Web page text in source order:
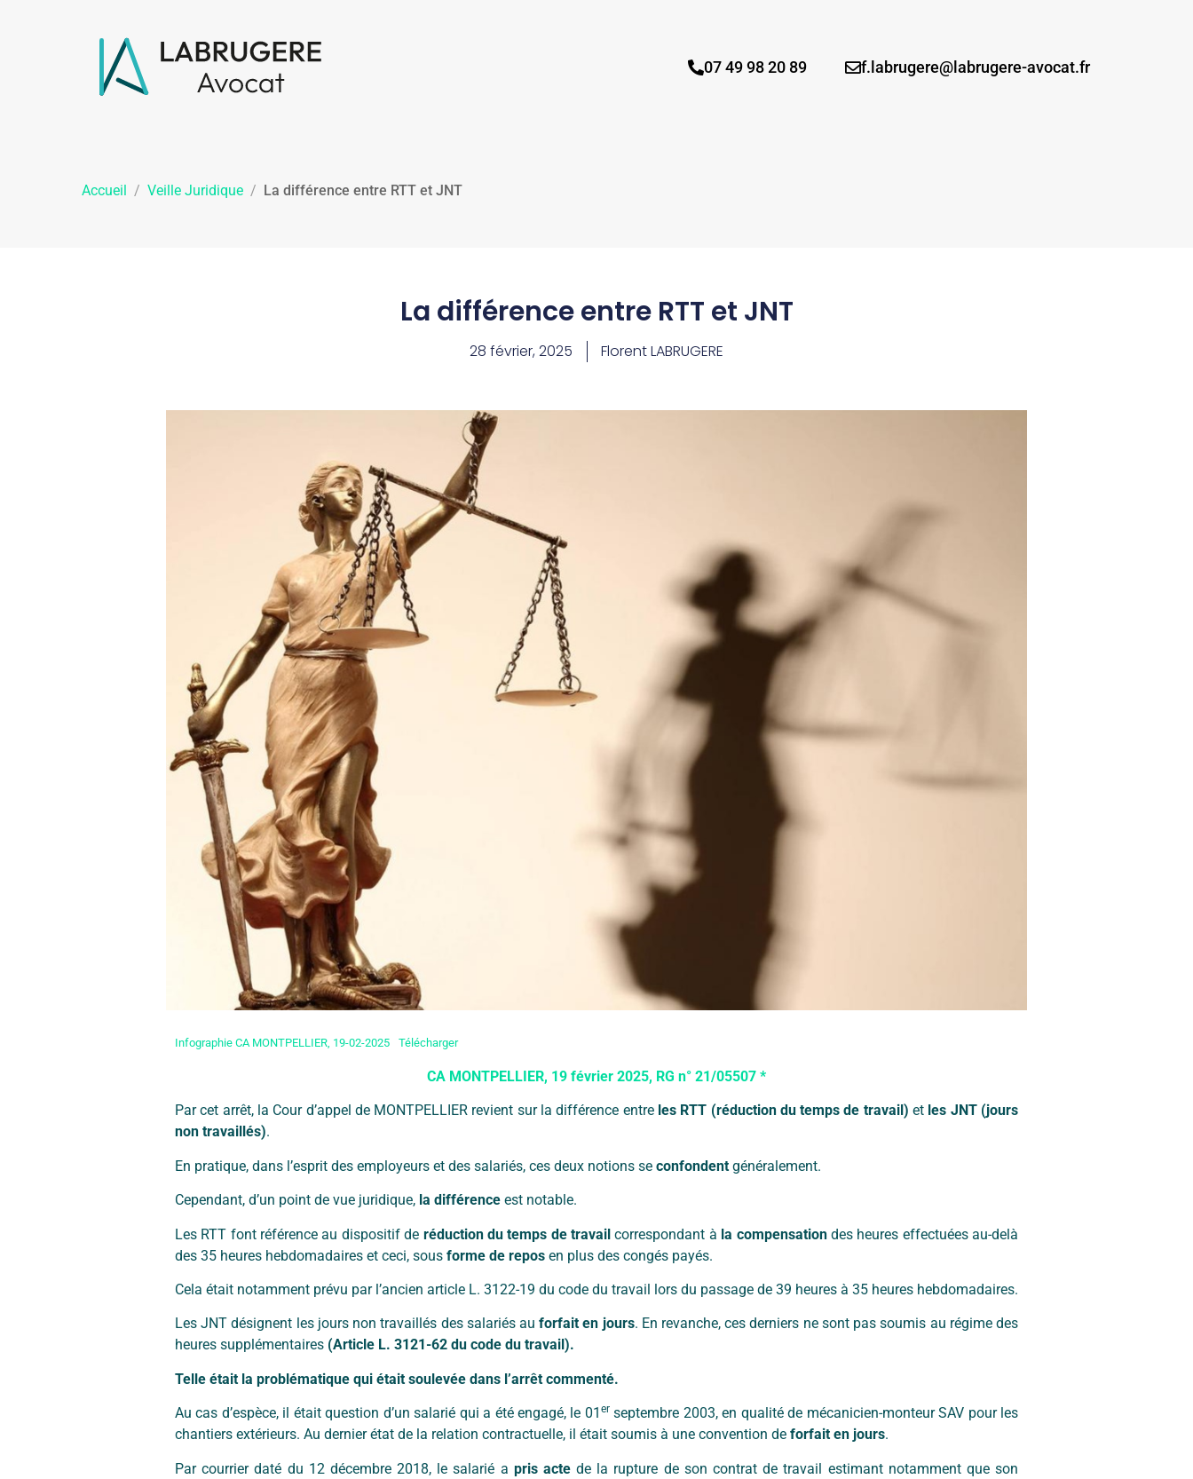
07 49 98 20 89 f.labrugere@labrugere-avocat.fr
Accueil / Veille Juridique / La différence entre RTT et JNT
La différence entre RTT et JNT
28 février, 2025 Florent LABRUGERE
Infographie CA MONTPELLIER, 19-02-2025 Télécharger
CA MONTPELLIER, 19 février 2025, RG n° 21/05507 *
Par cet arrêt, la Cour d’appel de MONTPELLIER revient sur la différence entre les RTT (réduction du temps de travail) et les JNT (jours
non travaillés).
En pratique, dans l’esprit des employeurs et des salariés, ces deux notions se confondent généralement.
Cependant, d’un point de vue juridique, la différence est notable.
Les RTT font référence au dispositif de réduction du temps de travail correspondant à la compensationdes heures effectuées au-delà
des 35 heures hebdomadaires et ceci, sous forme de repos en plus des congés payés.
Cela était notamment prévu par l’ancien article L. 3122-19 du code du travail lors du passage de 39 heures à 35 heures hebdomadaires.
Les JNT désignent les jours non travaillés des salariés auforfait en jours. En revanche, ces derniers ne sont pas soumis au régime des
heures supplémentaires (Article L. 3121-62 du code du travail).
Telle était la problématique qui était soulevée dans l’arrêt commenté.
Au cas d’espèce, il était question d’un salarié qui a été engagé, le 01 er septembre 2003, en qualité de mécanicien-monteur SAV pour les
chantiers extérieurs. Au dernier état de la relation contractuelle, il était soumis à une convention de forfait en jours.
Par courrier daté du 12 décembre 2018, le salarié a pris actede la rupture de son contrat de travail estimant notamment que son